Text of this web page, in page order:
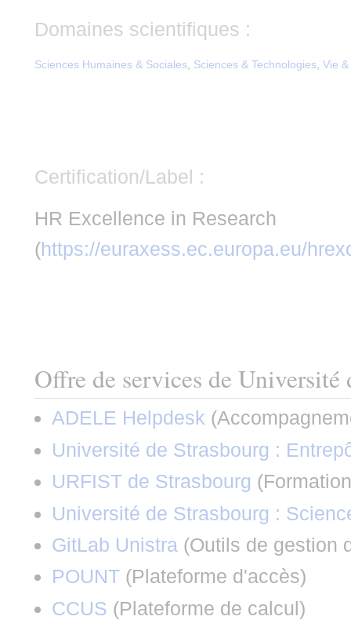
Domaines scientifiques :
Sciences Humaines & Sociales Sciences & Technologies Vie
Certification/Label :
HR Excellence in Research
(https://euraxess.ec.europa.eu/
Offre de services de Université
ADELE Helpdesk (
Université de Strasbourg :
URFIST de Strasbourg (
Université de Strasbourg :
GitLab Unistra (Outils de gestion
POUNT (Plateforme d'accès)
CCUS (Plateforme de calcul)